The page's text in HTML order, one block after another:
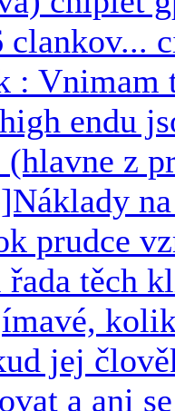
clankov...
: Vnimam
endu
(hlavne z
prudce
řada těch
jej
a ani